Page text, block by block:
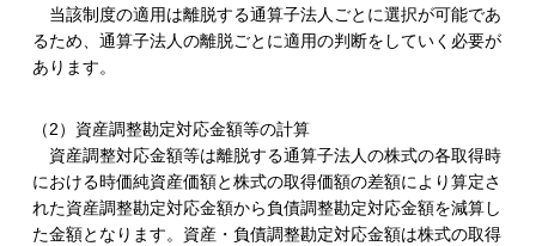
当該制度の適用は離脱する通算子法人ごとに選択が可能であ
るため、通算子法人の離脱ごとに適用の判断をしていく必要が
あります。
（2）資産調整勘定対応金額等の計算
資産調整対応金額等は離脱する通算子法人の株式の各取得時
における時価純資産価額と株式の取得価額の差額により算定さ
れた資産調整勘定対応金額から負債調整勘定対応金額を減算し
た金額となります。資産・負債調整勘定対応金額は株式の取得